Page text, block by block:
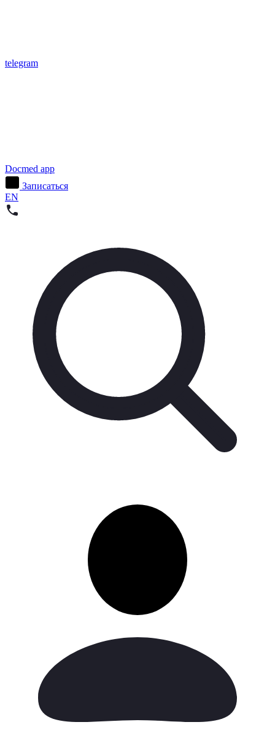
telegram
Docmed app
Записаться
EN